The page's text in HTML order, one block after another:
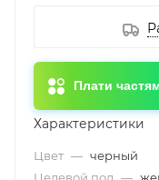
Плати
Характеристики
Цвет — черный